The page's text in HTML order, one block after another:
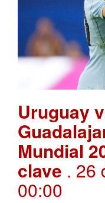
Uruguay
Mundial
clave . 26
00:00